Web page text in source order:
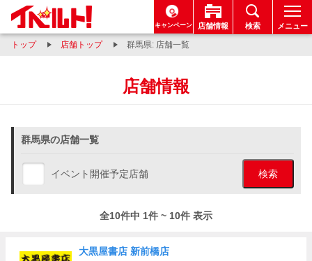
キャンペーン 店舗情報 検索 メニュー
トップ 店舗トップ 群馬県: 店舗一覧
店舗情報
群馬県の店舗一覧
イベント開催予定店舗 検索
全10件中 1件 ~ 10件 表示
大黒屋書店 新前橋店